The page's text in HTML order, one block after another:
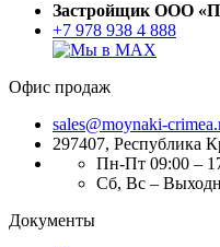
Застройщик ООО
+7 978 938 4 888
Офис продаж
sales@moynaki-
297407, Республика
Пн-Пт 09:00 –
Сб, Вс –
Документы